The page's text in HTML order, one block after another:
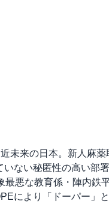
未来の日本。新人麻
ない秘匿性の高い部
悪な教育係・陣内鉄
により「ドーパー」